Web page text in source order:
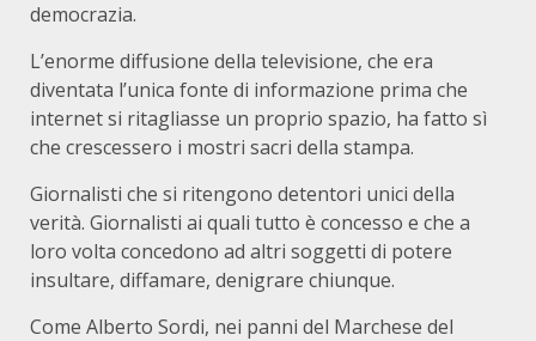
democrazia.
L’enorme diffusione della televisione, che era
diventata l’unica fonte di informazione prima che
internet si ritagliasse un proprio spazio, ha fatto sì
che crescessero i mostri sacri della stampa.
Giornalisti che si ritengono detentori unici della
verità. Giornalisti ai quali tutto è concesso e che a
loro volta concedono ad altri soggetti di potere
insultare, diffamare, denigrare chiunque.
Come Alberto Sordi, nei panni del Marchese del